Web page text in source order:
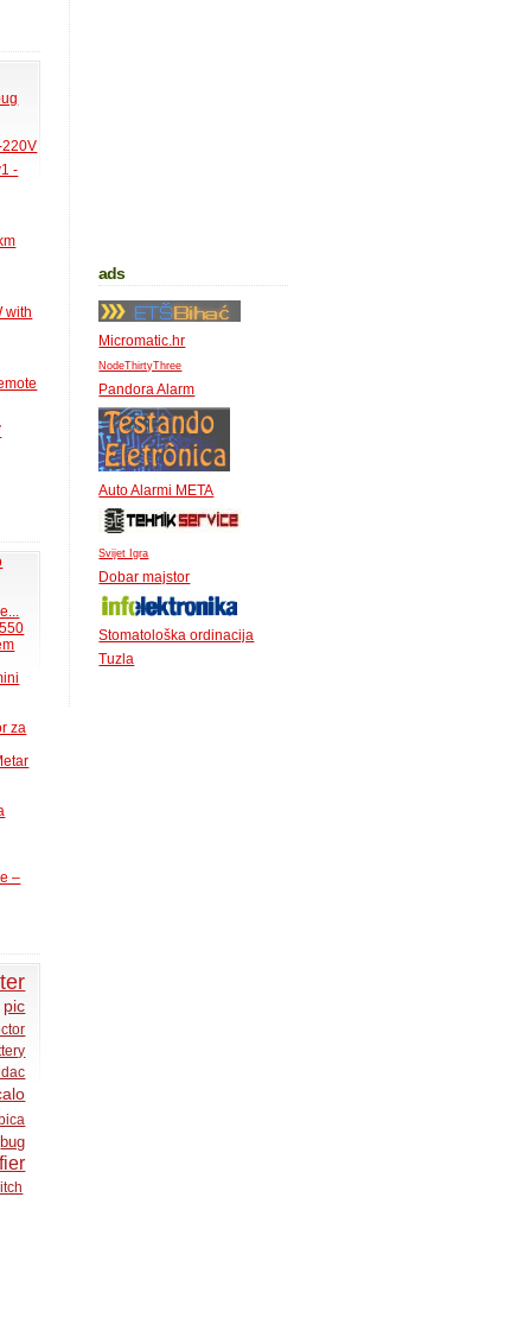
220V
-
with
za
–
pic
bug
ads
Micromatic.hr
NodeThirtyThree
Pandora Alarm
Auto Alarmi META
Svijet Igra
Dobar majstor
Stomatološka ordinacija
Tuzla